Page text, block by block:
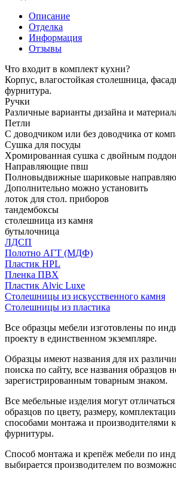
Описание
Отделка
Информация
Отзывы
Что входит в комплект кухни?
Корпус, влагостойкая столешница,
фурнитура.
Ручки
Различные варианты дизайна и
Петли
С доводчиком или без доводчика от
Сушка для посуды
Хромированная сушка с двойным
Направляющие пвш
Полновыдвижные шариковые
Дополнительно можно установить
лоток для стол. приборов
тандембоксы
столешница из камня
бутылочница
ЛДСП
Полотно АГТ (МДФ)
Пластик HPL
Пленка ПВХ
Пластик Alvic Luxe
Столешницы из искусственного камня
Столешницы из пластика
Все образцы мебели изготовлены по
проекту в единственном экземпляре.
Образцы имеют названия для их
поиска по сайту, все названия образцов
зарегистрированным товарным знаком.
Все мебельные изделия могут
образцов по цвету, размеру,
способами монтажа и производителями
фурнитуры.
Способ монтажа и крепёж мебели по
выбирается производителем по